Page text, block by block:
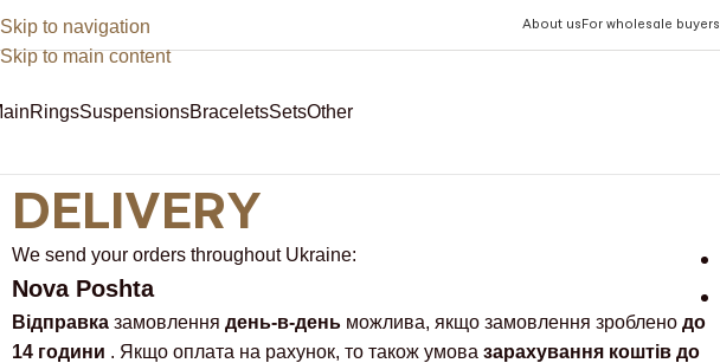
Skip to navigation
Skip to main content
About us For wholesale buyers
RingsSuspensionsBraceletsSetsOther
DELIVERY
We send your orders throughout Ukraine:
Nova Poshta
Відправка замовлення день-в-день можлива, якщо замовлення зроблено до
14 години . Якщо оплата на рахунок, то також умова зарахування коштів до